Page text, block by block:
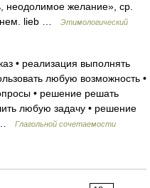
неодолимое желание», ср.
нем. lieb …
Этимологический
• реализация выполнять
любую возможность •
• решение решать
любую задачу • решение
…
Глагольной сочетаемости